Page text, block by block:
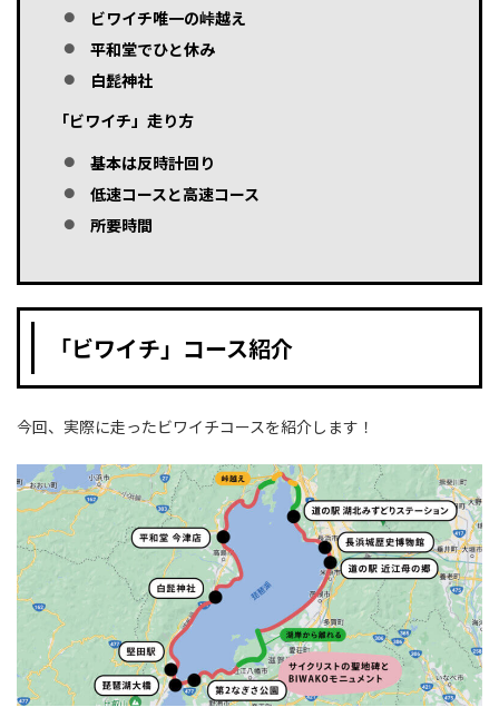
ビワイチ唯一の峠越え
平和堂でひと休み
白髭神社
「ビワイチ」走り方
基本は反時計回り
低速コースと高速コース
所要時間
「ビワイチ」コース紹介
今回、実際に走ったビワイチコースを紹介します！